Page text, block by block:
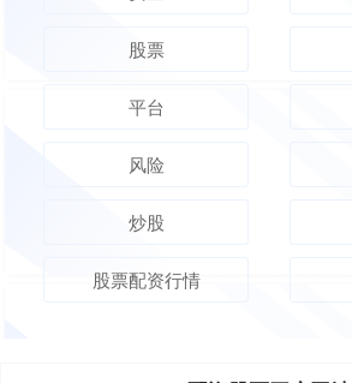
股票
平台
风险
炒股
股票配资行情